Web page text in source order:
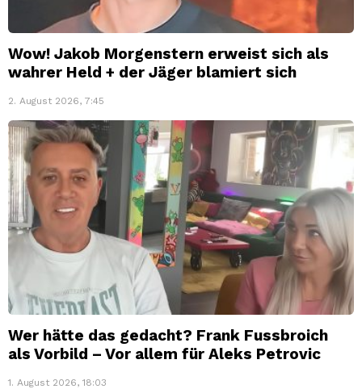
Wow! Jakob Morgenstern erweist sich als
wahrer Held + der Jäger blamiert sich
2. August 2026, 7:45
Wer hätte das gedacht? Frank Fussbroich
als Vorbild – Vor allem für Aleks Petrovic
1. August 2026, 18:03